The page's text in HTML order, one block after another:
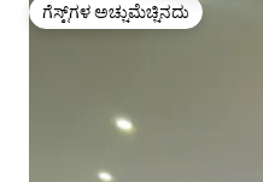
ಗೆಸ್ಟ್‌ಗಳ ಅಚ್ಚುಮೆಚ್ಚಿನದು
ಗೆಸ್ಟ್‌ಗಳ ಅಚ್ಚುಮೆಚ್ಚಿನದು